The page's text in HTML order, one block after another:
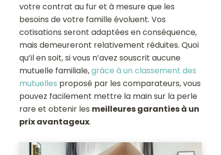
votre contrat au fur et à mesure que les
besoins de votre famille évoluent. Vos
cotisations seront adaptées en conséquence,
mais demeureront relativement réduites. Quoi
qu’il en soit, si vous n’avez souscrit aucune
mutuelle familiale,grâce à un classement des
mutuelles proposé par les comparateurs, vous
pouvez facilement mettre la main sur la perle
rare et obtenir les meilleures garanties à un
prix avantageux.